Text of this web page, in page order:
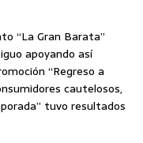
“La Gran Barata”
apoyando así
“Regreso a
cautelosos,
tuvo resultados